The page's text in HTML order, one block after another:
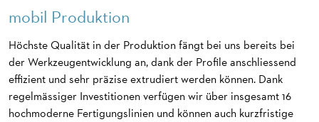
mobil Produktion
Höchste Qualität in der Produktion fängt bei uns bereits bei
der Werkzeugentwicklung an, dank der Profile anschliessend
effizient und sehr präzise extrudiert werden können. Dank
regelmässiger Investitionen verfügen wir über insgesamt 16
hochmoderne Fertigungslinien und können auch kurzfristige